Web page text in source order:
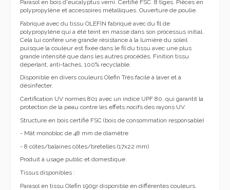
Parasol en bois d'eucalyptus verni. Certifié FSC. 8 tiges. Pièces en
polypropylène et accessoires métalliques. Ouverture de poulie.
Fabriqué avec du tissu OLEFIN fabriqué avec du fil de
polypropylène qui a été teint en masse dans son processus initial.
Cela lui confère une grande résistance à la lumière du soleil
puisque la couleur est fixée dans le fil du tissu avec une plus
grande intensité que dans les autres procédés. Finition tissu
déperlant, anti-taches, 100% recyclable.
Disponible en divers couleurs Olefin Très facile à laver et à
désinfecter.
Certification UV normes 801 avec un indice UPF 80, qui garantit la
protection de la peau contre les effets nocifs des rayons UV.
Structure en bois certifié FSC (bois de consommation responsable)
- Mât monobloc de 48 mm de diamètre
- 8 côtes/balaines côtes/bretelles (17x22 mm)
Produit à usage public et domestique.
Tissus disponibles :
Parasol en tissu Olefin 190gr disponible en différentes couleurs.